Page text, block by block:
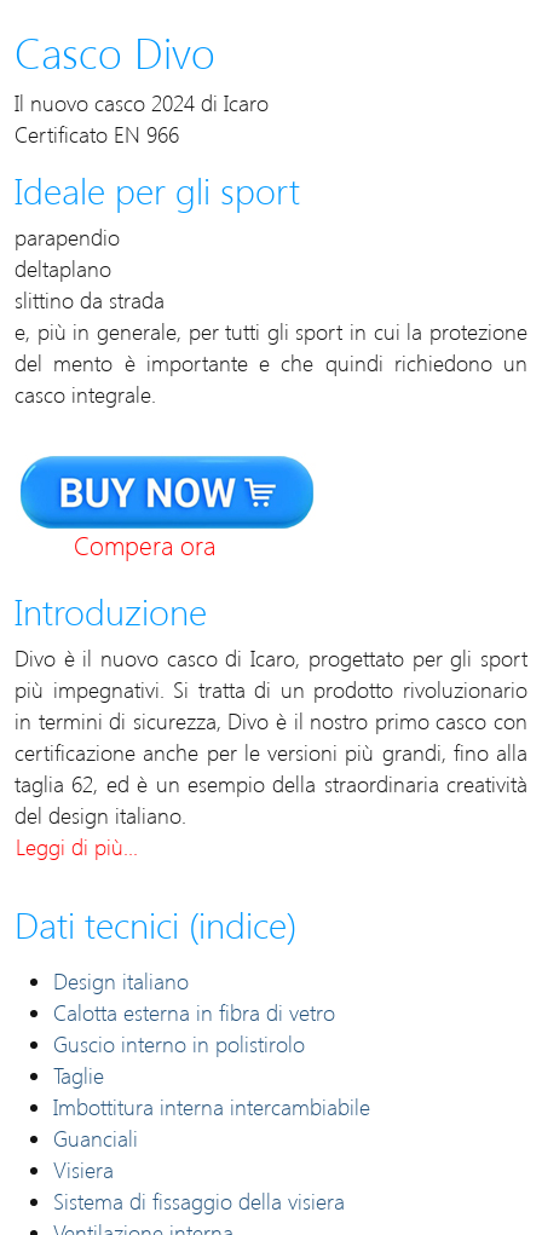
Casco Divo
Il nuovo casco 2024 di Icaro
Certificato EN 966
Ideale per gli sport
parapendio
deltaplano
slittino da strada
e, più in generale, per tutti gli sport in cui la protezione
del mento è importante e che quindi richiedono un
casco integrale.
Compera ora
Introduzione
Divo è il nuovo casco di Icaro, progettato per gli sport
più impegnativi. Si tratta di un prodotto rivoluzionario
in termini di sicurezza, Divo è il nostro primo casco con
certificazione anche per le versioni più grandi, fino alla
taglia 62, ed è un esempio della straordinaria creatività
del design italiano.
Leggi di più...
Dati tecnici (indice)
Design italiano
Calotta esterna in fibra di vetro
Guscio interno in polistirolo
Taglie
Imbottitura interna intercambiabile
Guanciali
Visiera
Sistema di fissaggio della visiera